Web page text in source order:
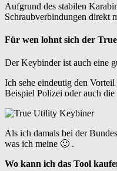
Aufgrund des stabilen
Schraubverbindungen direkt
Für wen lohnt sich der
Der Keybinder ist auch eine
Ich sehe eindeutig den
Beispiel Polizei oder auch die
Als ich damals bei der
was ich meine 🙂 .
Wo kann ich das Tool